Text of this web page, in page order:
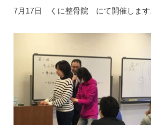
7月17日 くに整骨院 にて開催します